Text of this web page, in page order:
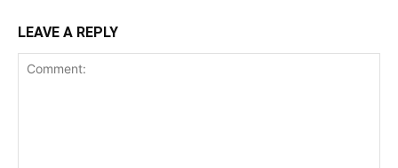
LEAVE A REPLY